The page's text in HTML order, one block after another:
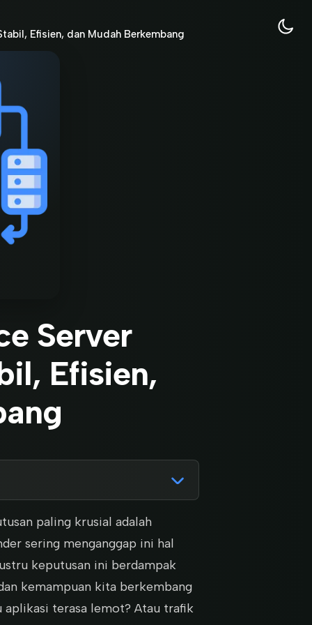
Efisien, dan Mudah Berkembang
Server
Efisien,
paling krusial adalah
sering menganggap ini hal
keputusan ini berdampak
kemampuan kita berkembang
aplikasi terasa lemot? Atau trafik